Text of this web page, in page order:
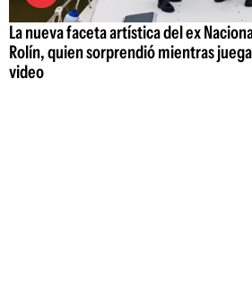
La nueva faceta artística del ex
Rolín, quien sorprendió mientras
video